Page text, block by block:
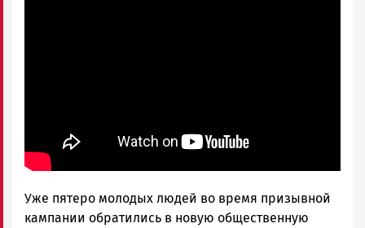
Уже пятеро молодых людей во время призывной
кампании обратились в новую общественную